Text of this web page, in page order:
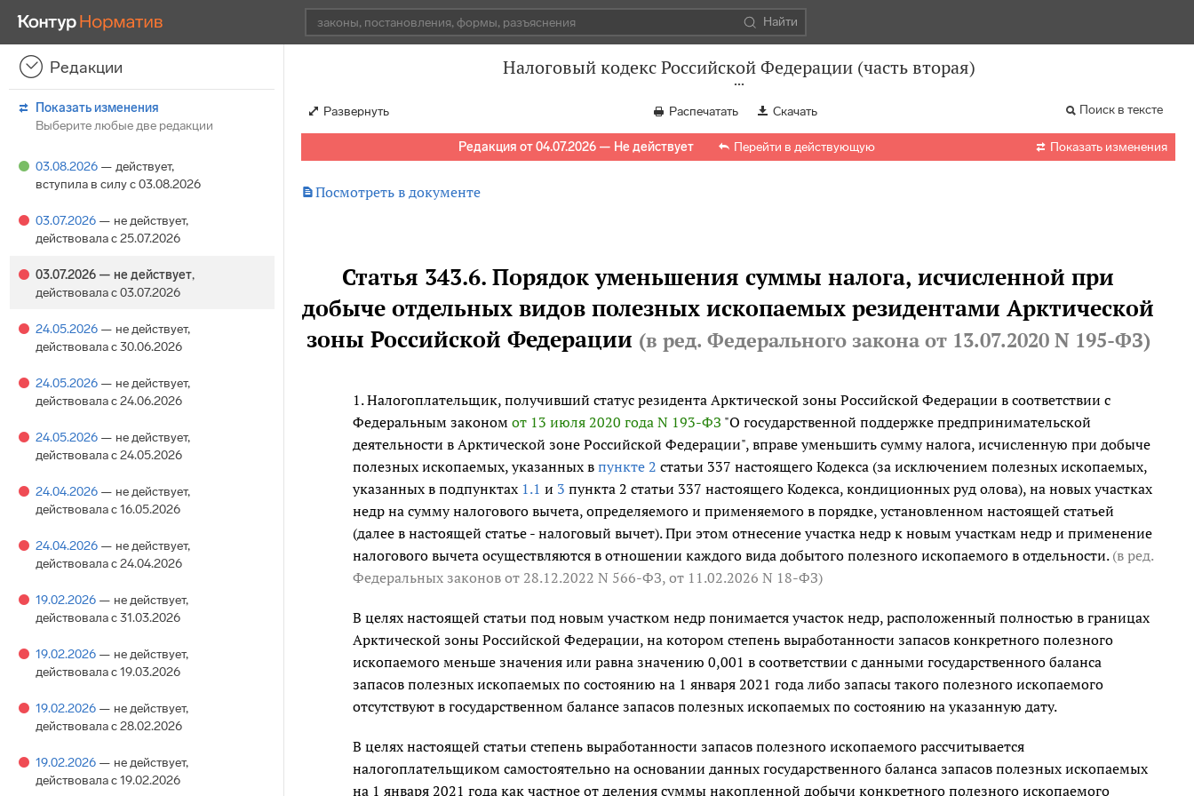
Найти
Редакции
Показать изменения
Выберите любые две редакции
03.08.2026 — действует,
вступила в силу с 03.08.2026
03.07.2026 — не действует,
действовала с 25.07.2026
03.07.2026 — не действует,
действовала с 03.07.2026
24.05.2026 — не действует,
действовала с 30.06.2026
24.05.2026 — не действует,
действовала с 24.06.2026
24.05.2026 — не действует,
действовала с 24.05.2026
24.04.2026 — не действует,
действовала с 16.05.2026
24.04.2026 — не действует,
действовала с 24.04.2026
19.02.2026 — не действует,
действовала с 31.03.2026
19.02.2026 — не действует,
действовала с 19.03.2026
19.02.2026 — не действует,
действовала с 28.02.2026
19.02.2026 — не действует,
действовала с 19.02.2026
Налоговый кодекс Российской Федерации (часть вторая)
Развернуть Распечатать Скачать Поиск в тексте
Редакция от 04.07.2026 — Не действует Перейти в действующую  Показать изменения
Посмотреть в документе
Статья 343.6. Порядок уменьшения суммы налога, исчисленной при
добыче отдельных видов полезных ископаемых резидентами Арктической
зоны Российской Федерации (в ред. Федерального закона от 13.07.2020 N 195-ФЗ)
1. Налогоплательщик, получивший статус резидента Арктической зоны Российской Федерации в соответствии с
Федеральным законом от 13 июля 2020 года N 193-ФЗ "О государственной поддержке предпринимательской
деятельности в Арктической зоне Российской Федерации", вправе уменьшить сумму налога, исчисленную при добыче
полезных ископаемых, указанных в пункте 2 статьи 337 настоящего Кодекса (за исключением полезных ископаемых,
указанных в подпунктах 1.1 и 3 пункта 2 статьи 337 настоящего Кодекса, кондиционных руд олова), на новых участках
недр на сумму налогового вычета, определяемого и применяемого в порядке, установленном настоящей статьей
(далее в настоящей статье - налоговый вычет). При этом отнесение участка недр к новым участкам недр и применение
налогового вычета осуществляются в отношении каждого вида добытого полезного ископаемого в отдельности. (в ред.
Федеральных законов от 28.12.2022 N 566-ФЗ, от 11.02.2026 N 18-ФЗ)
В целях настоящей статьи под новым участком недр понимается участок недр, расположенный полностью в границах
Арктической зоны Российской Федерации, на котором степень выработанности запасов конкретного полезного
ископаемого меньше значения или равна значению 0,001 в соответствии с данными государственного баланса
запасов полезных ископаемых по состоянию на 1 января 2021 года либо запасы такого полезного ископаемого
отсутствуют в государственном балансе запасов полезных ископаемых по состоянию на указанную дату.
В целях настоящей статьи степень выработанности запасов полезного ископаемого рассчитывается
налогоплательщиком самостоятельно на основании данных государственного баланса запасов полезных ископаемых
на 1 января 2021 года как частное от деления суммы накопленной добычи конкретного полезного ископаемого